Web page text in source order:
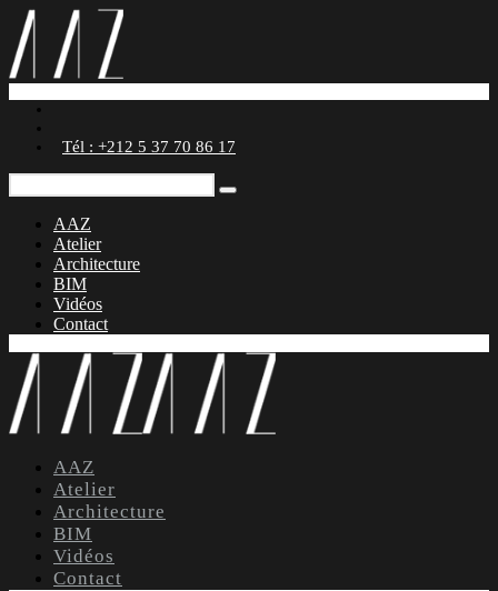
Tél : +212 5 37 70 86 17
AAZ
Atelier
Architecture
BIM
Vidéos
Contact
AAZ
Atelier
Architecture
BIM
Vidéos
Contact